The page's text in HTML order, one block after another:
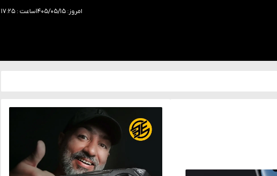
امروز: ۱۴۰۵/۰۵/۱۵ ساعت : ۱۷:۲۵